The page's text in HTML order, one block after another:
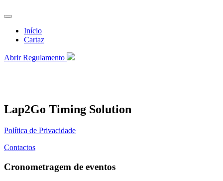
Início
Cartaz
Abrir Regulamento
Lap2Go Timing Solution
Política de Privacidade
Contactos
Cronometragem de eventos